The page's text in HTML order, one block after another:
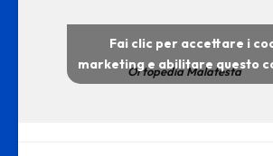
Ortopedia Malatesta
Fai clic per accettare i
marketing e abilitare questo